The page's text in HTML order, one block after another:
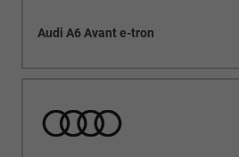
Audi A6 Avant e-tron